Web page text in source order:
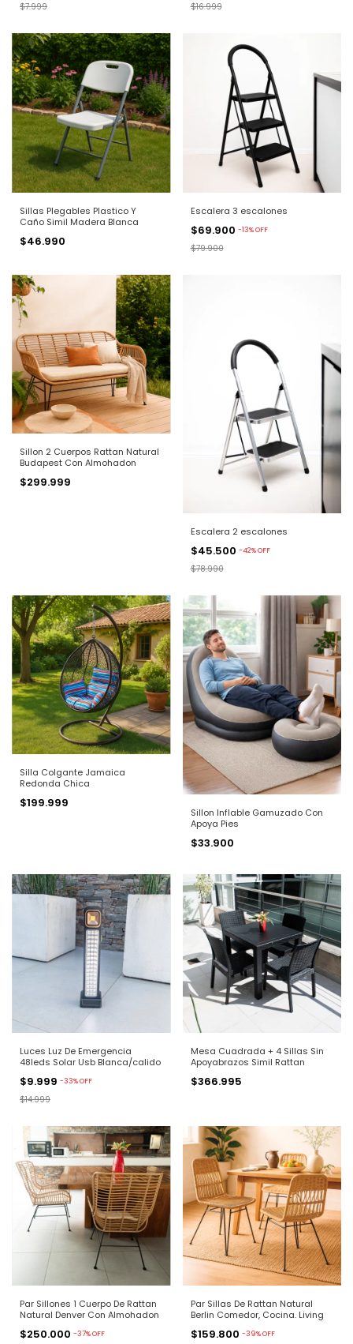
$7.999 $16.999
Sillas Plegables Plastico Y
Caño Simil Madera Blanca
$46.990
Escalera 3 escalones
$69.900 -13%OFF
$79.900
Sillon 2 Cuerpos Rattan Natural
Budapest Con Almohadon
$299.999
Escalera 2 escalones
$45.500 -42%OFF
$78.990
Silla Colgante Jamaica
Redonda Chica
$199.999
Sillon Inflable Gamuzado Con
Apoya Pies
$33.900
Luces Luz De Emergencia
48leds Solar Usb Blanca/calido
$9.999 -33%OFF
$14.999
Mesa Cuadrada + 4 Sillas Sin
Apoyabrazos Simil Rattan
$366.995
Par Sillones 1 Cuerpo De Rattan
Natural Denver Con Almohadon
$250.000 -37%OFF
Par Sillas De Rattan Natural
Berlin Comedor, Cocina. Living
$159.800 -39%OFF